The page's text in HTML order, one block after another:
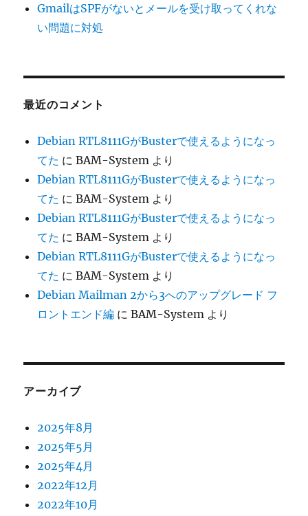
GmailはSPFがないとメールを受け取ってくれな
い問題に対処
最近のコメント
Debian RTL8111GがBusterで使えるようになっ
てた にBAM-System より
Debian RTL8111GがBusterで使えるようになっ
てた にBAM-System より
Debian RTL8111GがBusterで使えるようになっ
てた にBAM-System より
Debian RTL8111GがBusterで使えるようになっ
てた にBAM-System より
Debian Mailman 2から3へのアップグレード フ
ロントエンド編 にBAM-System より
アーカイブ
2025年8月
2025年5月
2025年4月
2022年12月
2022年10月